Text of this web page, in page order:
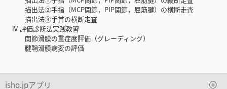
描出法②手指（MCP関節，PIP関節，屈筋腱）の横断走査
描出法③手首の横断走査
Ⅳ 評価診断法実践教習
関節滑膜の重症度評価（グレーディング）
腱鞘滑膜病変の評価
isho.jpアプリ